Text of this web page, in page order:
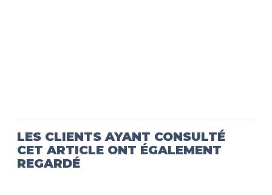
LES CLIENTS AYANT CONSULTÉ
CET ARTICLE ONT ÉGALEMENT
REGARDÉ